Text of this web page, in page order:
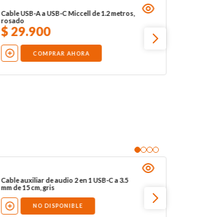
Cable USB-A a USB-C Miccell de 1.2 metros,
rosado
$29.900
COMPRAR AHORA
Cable auxiliar de audio 2 en 1 USB-C a 3.5
mm de 15 cm, gris
NO DISPONIBLE